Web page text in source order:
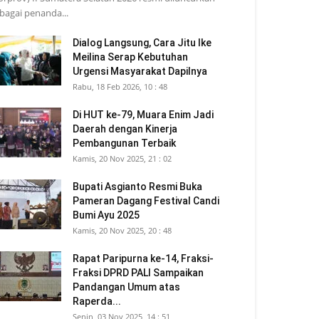
penanda...
Dialog Langsung, Cara Jitu Ike
Meilina Serap Kebutuhan
Urgensi Masyarakat Dapilnya
Rabu, 18 Feb 2026, 10 : 48
Di HUT ke-79, Muara Enim Jadi
Daerah dengan Kinerja
Pembangunan Terbaik
Kamis, 20 Nov 2025, 21 : 02
Bupati Asgianto Resmi Buka
Pameran Dagang Festival Candi
Bumi Ayu 2025
Kamis, 20 Nov 2025, 20 : 48
Rapat Paripurna ke-14, Fraksi-
Fraksi DPRD PALI Sampaikan
Pandangan Umum atas
Raperda...
Senin, 03 Nov 2025, 14 : 51